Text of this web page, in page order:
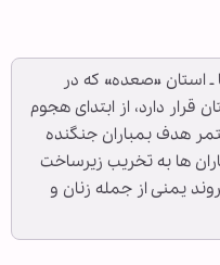
ـ استان «صعده» که در
دارد، از ابتدای هجوم
هدف بمباران جنگنده
ها به تخریب زیرساخت
یمنی از جمله زنان و